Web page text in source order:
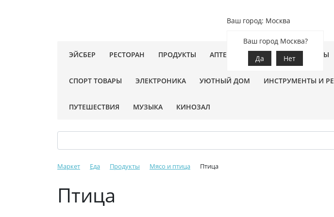
Ваш город: Москва
Ваш город Москва?
Да
Нет
ЭЙСБЕР РЕСТОРАН ПРОДУКТЫ АПТЕКА ЗООТОВАРЫ ЦВЕТЫ
СПОРТ ТОВАРЫ ЭЛЕКТРОНИКА УЮТНЫЙ ДОМ ИНСТРУМЕНТЫ И
ПУТЕШЕСТВИЯ МУЗЫКА КИНОЗАЛ
Маркет Еда Продукты Мясо и птица Птица
Птица